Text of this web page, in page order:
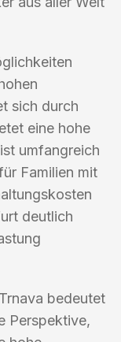
sich durch
eine hohe
umfangreich
Familien mit
deutlich
bedeutet
Perspektive,